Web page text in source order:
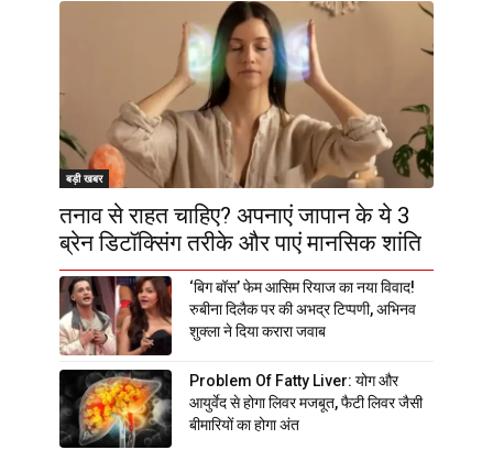
बड़ी खबर
तनाव से राहत चाहिए? अपनाएं जापान के ये 3
ब्रेन डिटॉक्सिंग तरीके और पाएं मानसिक शांति
‘बिग बॉस’ फेम आसिम रियाज का नया विवाद!
रुबीना दिलैक पर की अभद्र टिप्पणी, अभिनव
शुक्ला ने दिया करारा जवाब
Problem Of Fatty Liver: योग और
आयुर्वेद से होगा लिवर मजबूत, फैटी लिवर जैसी
बीमारियों का होगा अंत